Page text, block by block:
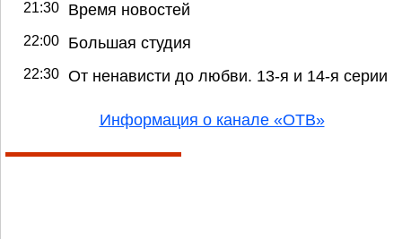
21:30 Время новостей
22:00 Большая студия
22:30 От ненависти до любви. 13-я и 14-я серии
Информация о канале «ОТВ»